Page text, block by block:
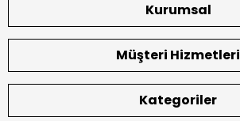
Kurumsal
Müşteri Hizmetleri
Kategoriler